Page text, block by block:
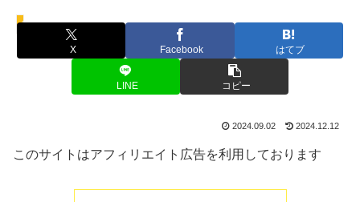
お酒
X Facebook はてブ
LINE コピー
2024.09.02 2024.12.12
このサイトはアフィリエイト広告を利用しております